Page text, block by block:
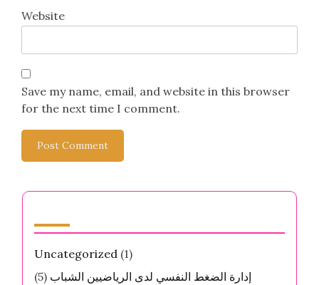
Website
Save my name, email, and website in this browser
for the next time I comment.
Uncategorized (1)
إدارة الضغط النفسي لدى الرياضيين الشباب (5)